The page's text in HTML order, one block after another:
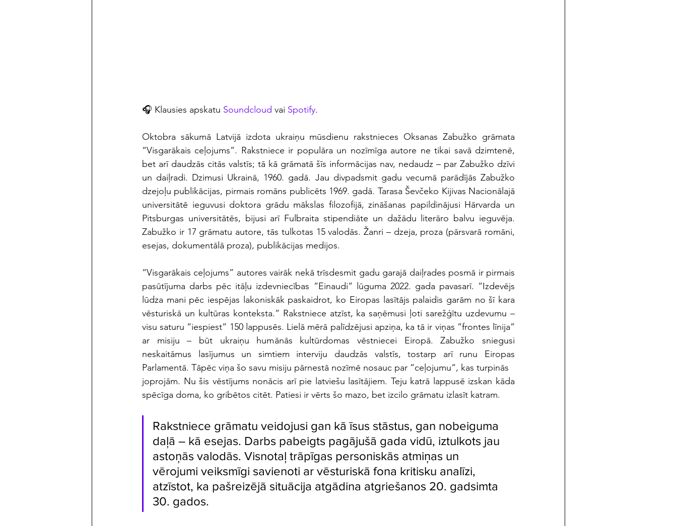
🎧 Klausies apskatu Soundcloud vai Spotify.
Oktobra sākumā Latvijā izdota ukraiņu mūsdienu rakstnieces Oksanas Zabužko grāmata
“Visgarākais ceļojums”. Rakstniece ir populāra un nozīmīga autore ne tikai savā dzimtenē,
bet arī daudzās citās valstīs; tā kā grāmatā šīs informācijas nav, nedaudz – par Zabužko dzīvi
un daiļradi. Dzimusi Ukrainā, 1960. gadā. Jau divpadsmit gadu vecumā parādījās Zabužko
dzejoļu publikācijas, pirmais romāns publicēts 1969. gadā. Tarasa Ševčeko Kijivas Nacionālajā
universitātē ieguvusi doktora grādu mākslas filozofijā, zināšanas papildinājusi Hārvarda un
Pitsburgas universitātēs, bijusi arī Fulbraita stipendiāte un dažādu literāro balvu ieguvēja.
Zabužko ir 17 grāmatu autore, tās tulkotas 15 valodās. Žanri – dzeja, proza (pārsvarā romāni,
esejas, dokumentālā proza), publikācijas medijos.
“Visgarākais ceļojums” autores vairāk nekā trīsdesmit gadu garajā daiļrades posmā ir pirmais
pasūtījuma darbs pēc itāļu izdevniecības ”Einaudi” lūguma 2022. gada pavasarī. “Izdevējs
lūdza mani pēc iespējas lakoniskāk paskaidrot, ko Eiropas lasītājs palaidis garām no šī kara
vēsturiskā un kultūras konteksta.” Rakstniece atzīst, ka saņēmusi ļoti sarežģītu uzdevumu –
visu saturu ”iespiest” 150 lappusēs. Lielā mērā palīdzējusi apziņa, ka tā ir viņas ”frontes līnija”
ar misiju – būt ukraiņu humānās kultūrdomas vēstniecei Eiropā. Zabužko sniegusi
neskaitāmus lasījumus un simtiem interviju daudzās valstīs, tostarp arī runu Eiropas
Parlamentā. Tāpēc viņa šo savu misiju pārnestā nozīmē nosauc par ”ceļojumu”, kas turpinās
joprojām. Nu šis vēstījums nonācis arī pie latviešu lasītājiem. Teju katrā lappusē izskan kāda
spēcīga doma, ko gribētos citēt. Patiesi ir vērts šo mazo, bet izcilo grāmatu izlasīt katram.
Rakstniece grāmatu veidojusi gan kā īsus stāstus, gan nobeiguma
daļā – kā esejas. Darbs pabeigts pagājušā gada vidū, iztulkots jau
astoņās valodās. Visnotaļ trāpīgas personiskās atmiņas un
vērojumi veiksmīgi savienoti ar vēsturiskā fona kritisku analīzi,
atzīstot, ka pašreizējā situācija atgādina atgriešanos 20. gadsimta
30. gados.